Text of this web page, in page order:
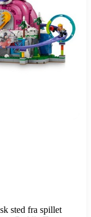
sted fra spillet